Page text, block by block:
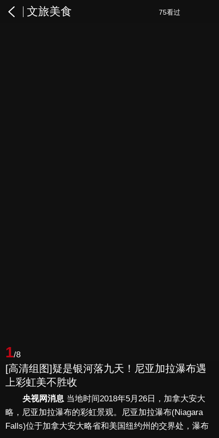
文旅美食 75看过
1/8
[高清组图]疑是银河落九天！尼亚加拉瀑布遇
上彩虹美不胜收
央视网消息当地时间2018年5月26日，加拿大安大
略，尼亚加拉瀑布的彩虹景观。尼亚加拉瀑布(Niagara
Falls)位于加拿大安大略省和美国纽约州的交界处，瀑布